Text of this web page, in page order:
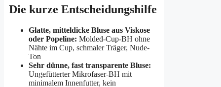
Die kurze Entscheidungshilfe
Glatte, mitteldicke Bluse aus Viskose
oder Popeline: Molded-Cup-BH ohne
Nähte im Cup, schmaler Träger, Nude-
Ton
Sehr dünne, fast transparente Bluse:
Ungefütterter Mikrofaser-BH mit
minimalem Innenfutter, kein